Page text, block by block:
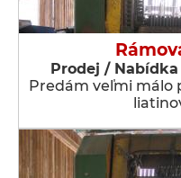
Prodej /
Predám veľmi málo